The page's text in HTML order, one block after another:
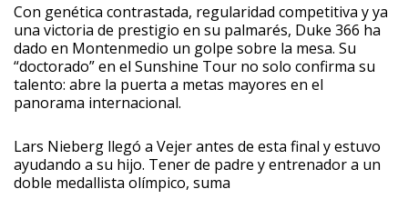
Con genética contrastada, regularidad competitiva y ya
una victoria de prestigio en su palmarés, Duke 366 ha
dado en Montenmedio un golpe sobre la mesa. Su
“doctorado” en el Sunshine Tour no solo confirma su
talento: abre la puerta a metas mayores en el
panorama internacional.
Lars Nieberg llegó a Vejer antes de esta final y estuvo
ayudando a su hijo. Tener de padre y entrenador a un
doble medallista olímpico, suma